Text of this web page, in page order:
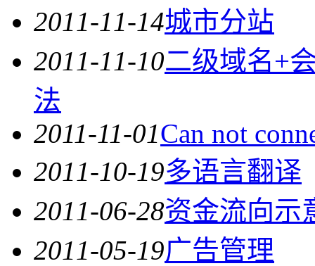
2011-11-14城市分站
2011-11-10二级域名+
法
2011-11-01Can not
2011-10-19多语言翻译
2011-06-28资金流向示
2011-05-19广告管理